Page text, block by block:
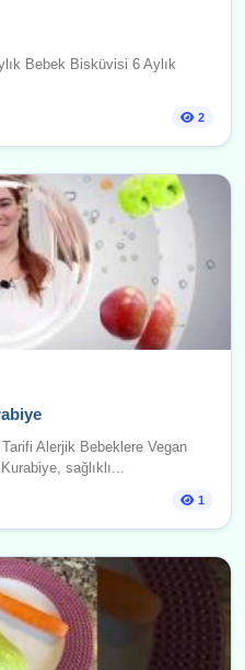
Bebek Bisküvisi 6 Aylık
2
Alerjik Bebeklere Vegan
sağlıklı...
1